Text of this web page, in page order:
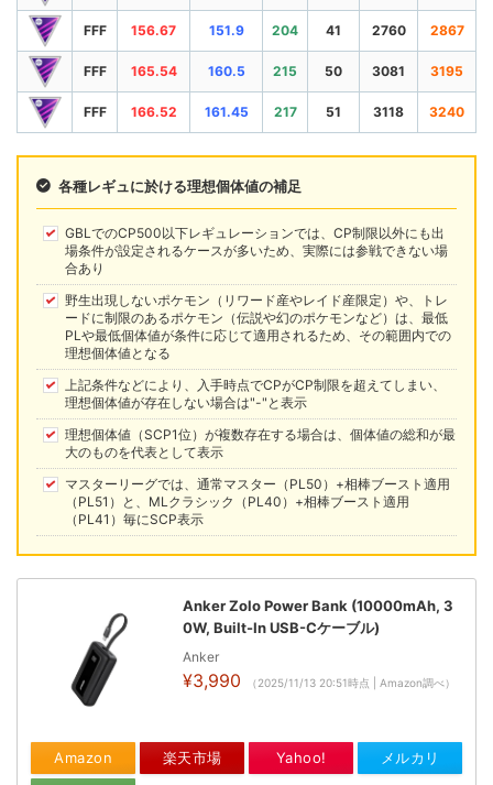
FFF 156.67 151.9 204 41 2760 2867
FFF 165.54 160.5 215 50 3081 3195
FFF 166.52 161.45 217 51 3118 3240
各種レギュに於ける理想個体値の補足
GBLでのCP500以下レギュレーションでは、CP制限以外にも出
場条件が設定されるケースが多いため、実際には参戦できない場
合あり
野生出現しないポケモン（リワード産やレイド産限定）や、トレ
ードに制限のあるポケモン（伝説や幻のポケモンなど）は、最低
PLや最低個体値が条件に応じて適用されるため、その範囲内での
理想個体値となる
上記条件などにより、入手時点でCPがCP制限を超えてしまい、
理想個体値が存在しない場合は"-"と表示
理想個体値（SCP1位）が複数存在する場合は、個体値の総和が最
大のものを代表として表示
マスターリーグでは、通常マスター（PL50）+相棒ブースト適用
（PL51）と、MLクラシック（PL40）+相棒ブースト適用
（PL41）毎にSCP表示
Anker Zolo Power Bank (10000mAh, 3
0W, Built-In USB-Cケーブル)
Anker
¥3,990 （2025/11/13 20:51時点 | Amazon調べ）
Amazon 楽天市場 Yahoo! メルカリ